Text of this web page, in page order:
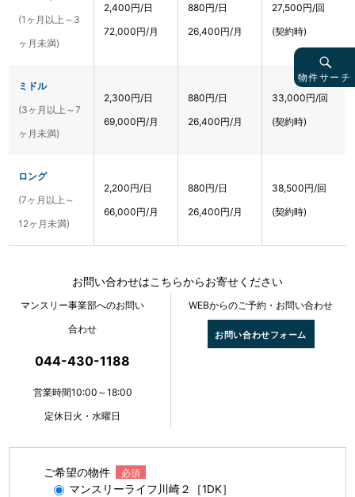
(1ヶ月以上～3
ヶ月未満)
2,400円/日
72,000円/月
880円/日
26,400円/月
27,500円/回
(契約時)
ミドル
(3ヶ月以上～7
ヶ月未満)
2,300円/日
69,000円/月
880円/日
26,400円/月
33,000円/回
(契約時)
ロング
(7ヶ月以上～
12ヶ月未満)
2,200円/日
66,000円/月
880円/日
26,400円/月
38,500円/回
(契約時)
お問い合わせはこちらからお寄せください
マンスリー事業部へのお問い
合わせ
044-430-1188
営業時間10:00～18:00
定休日火・水曜日
WEBからのご予約・お問い合わせ
お問い合わせフォーム
ご希望の物件 必須
マンスリーライフ川崎２［1DK］
物件サーチ